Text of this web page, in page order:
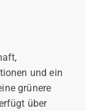
und ein
grünere
über